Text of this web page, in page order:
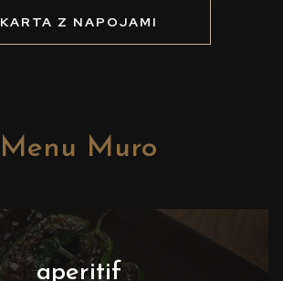
KARTA Z NAPOJAMI
Menu Muro
aperitif